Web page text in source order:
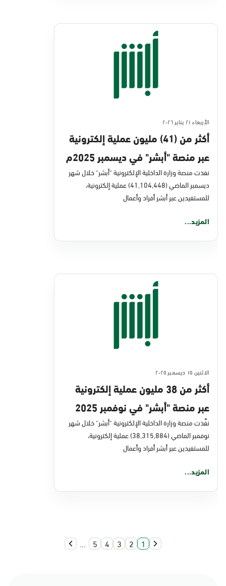
الأربعاء ٢١ يناير ٢٠٢٦
أكثر من (41) مليون عملية إلكترونية
عبر منصة "أبشر" في ديسمبر 2025م
نفذت منصة وزارة الداخلية الإلكترونية "أبشر" خلال شهر
ديسمبر الماضي (41,104,448) عملية إلكترونية،
للمستفيدين عبر أبشر أفراد وأعمال
المزيد...
الاثنين ١٥ ديسمبر ٢٠٢٥
أكثر من 38 مليون عملية إلكترونية
عبر منصة "أبشر" في نوفمبر 2025
نفَّذت منصة وزارة الداخلية الإلكترونية "أبشر" خلال شهر
نوفمبر الماضي (38,315,884) عملية إلكترونية،
للمستفيدين عبر أبشر أفراد وأعمال
المزيد...
1
2
3
4
5
...